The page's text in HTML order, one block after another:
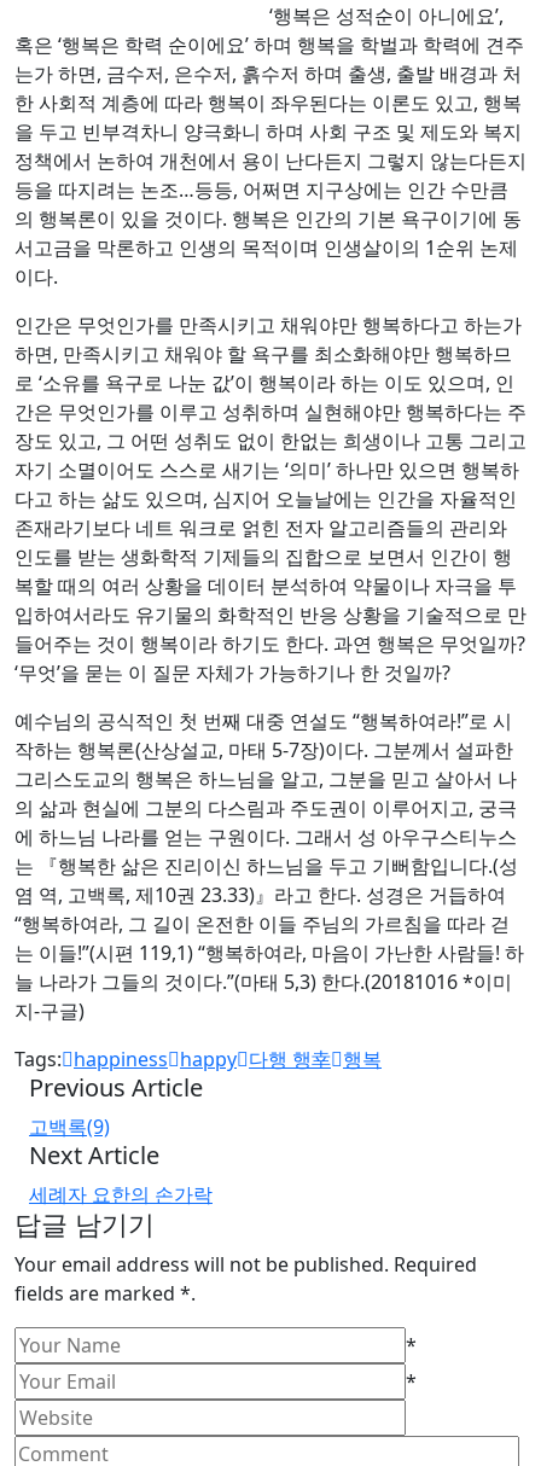
‘행복은 성적순이 아니에요’,
혹은 ‘행복은 학력 순이에요’ 하며 행복을 학벌과 학력에 견주
는가 하면, 금수저, 은수저, 흙수저 하며 출생, 출발 배경과 처
한 사회적 계층에 따라 행복이 좌우된다는 이론도 있고, 행복
을 두고 빈부격차니 양극화니 하며 사회 구조 및 제도와 복지
정책에서 논하여 개천에서 용이 난다든지 그렇지 않는다든지
등을 따지려는 논조…등등, 어쩌면 지구상에는 인간 수만큼
의 행복론이 있을 것이다. 행복은 인간의 기본 욕구이기에 동
서고금을 막론하고 인생의 목적이며 인생살이의 1순위 논제
이다.
인간은 무엇인가를 만족시키고 채워야만 행복하다고 하는가
하면, 만족시키고 채워야 할 욕구를 최소화해야만 행복하므
로 ‘소유를 욕구로 나눈 값’이 행복이라 하는 이도 있으며, 인
간은 무엇인가를 이루고 성취하며 실현해야만 행복하다는 주
장도 있고, 그 어떤 성취도 없이 한없는 희생이나 고통 그리고
자기 소멸이어도 스스로 새기는 ‘의미’ 하나만 있으면 행복하
다고 하는 삶도 있으며, 심지어 오늘날에는 인간을 자율적인
존재라기보다 네트 워크로 얽힌 전자 알고리즘들의 관리와
인도를 받는 생화학적 기제들의 집합으로 보면서 인간이 행
복할 때의 여러 상황을 데이터 분석하여 약물이나 자극을 투
입하여서라도 유기물의 화학적인 반응 상황을 기술적으로 만
들어주는 것이 행복이라 하기도 한다. 과연 행복은 무엇일까?
‘무엇’을 묻는 이 질문 자체가 가능하기나 한 것일까?
예수님의 공식적인 첫 번째 대중 연설도 “행복하여라!”로 시
작하는 행복론(산상설교, 마태 5-7장)이다. 그분께서 설파한
그리스도교의 행복은 하느님을 알고, 그분을 믿고 살아서 나
의 삶과 현실에 그분의 다스림과 주도권이 이루어지고, 궁극
에 하느님 나라를 얻는 구원이다. 그래서 성 아우구스티누스
는 『행복한 삶은 진리이신 하느님을 두고 기뻐함입니다.(성
염 역, 고백록, 제10권 23.33)』라고 한다. 성경은 거듭하여
“행복하여라, 그 길이 온전한 이들 주님의 가르침을 따라 걷
는 이들!”(시편 119,1) “행복하여라, 마음이 가난한 사람들! 하
늘 나라가 그들의 것이다.”(마태 5,3) 한다.(20181016 *이미
지-구글)
Tags: happiness happy 다행 행幸 행복
Previous Article
고백록(9)
Next Article
세례자 요한의 손가락
답글 남기기
Your email address will not be published. Required
fields are marked *.
*
*